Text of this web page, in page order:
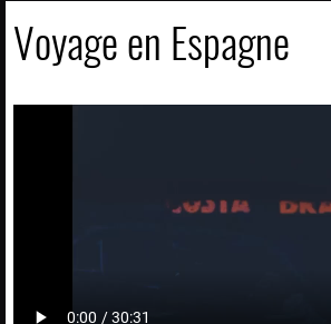
Voyage en Espagne